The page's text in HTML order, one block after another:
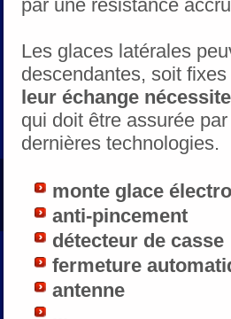
par une résistance
Les glaces latérales
descendantes, soit
leur échange
qui doit être assurée
dernières technologies.
monte glace
anti-pincement
détecteur de casse
fermeture
antenne